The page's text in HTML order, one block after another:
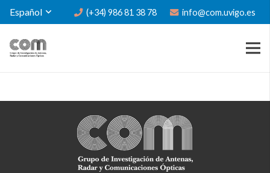
Español (+34) 986 81 38 78 info@com.uvigo.es